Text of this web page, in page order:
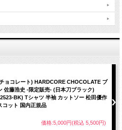
ョコレート) HARDCORE CHOCOLATE ブ
佐藤浩史 -限定販売- (日本刀ブラック)
BK) Tシャツ 半袖 カットソー 松田優作
コット 国内正規品
価格:5,000円(税込 5,500円)